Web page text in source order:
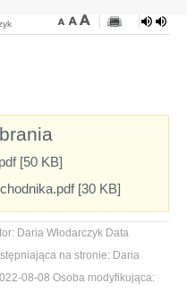
[50 KB]
[30 KB]
Daria Włodarczyk Data
na stronie: Daria
08-08 Osoba modyfikująca: